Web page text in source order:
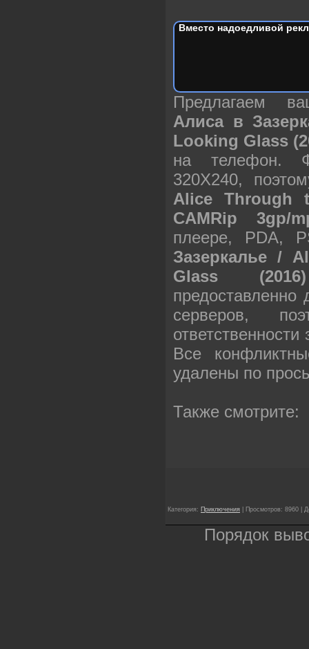
Вместо надоедливой
Предлагаем
Алиса в
Looking Glass
на телефон.
320X240,
Alice Through
CAMRip 3gp/
плеере, PDA,
Зазеркалье /
Glass
серверов,
Все
удалены по
Также смотрите:
Категория: Приключения | Просмотров: 8960 |
Порядок